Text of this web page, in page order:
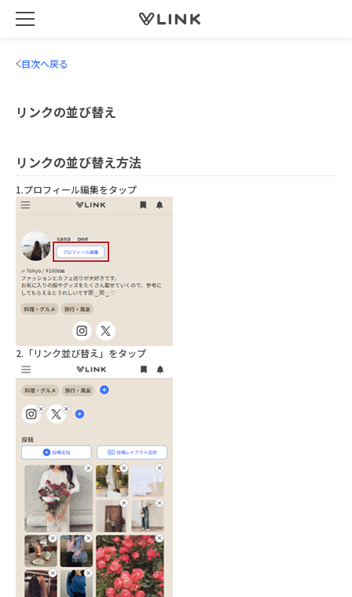
目次へ戻る
リンクの並び替え
リンクの並び替え方法
1.プロフィール編集をタップ
2.「リンク並び替え」をタップ